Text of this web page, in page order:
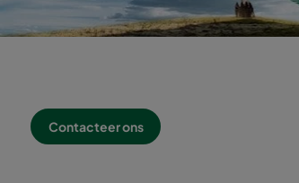
Contacteer ons